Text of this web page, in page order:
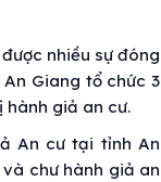
nhiều sự đóng
Giang tổ chức 3
hành giả an cư.
An cư tại tỉnh An
chư hành giả an